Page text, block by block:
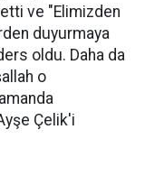
ve "Elimizden
duyurmaya
oldu. Daha da
o
Çelik'i